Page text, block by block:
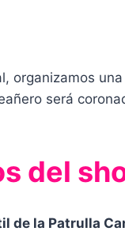
organizamos una
será
del
de la Patrulla